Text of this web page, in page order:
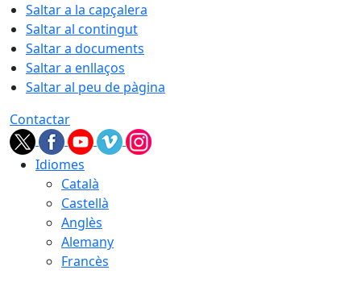
Saltar a la capçalera
Saltar al contingut
Saltar a documents
Saltar a enllaços
Saltar al peu de pàgina
Contactar
Idiomes
Català
Castellà
Anglès
Alemany
Francès